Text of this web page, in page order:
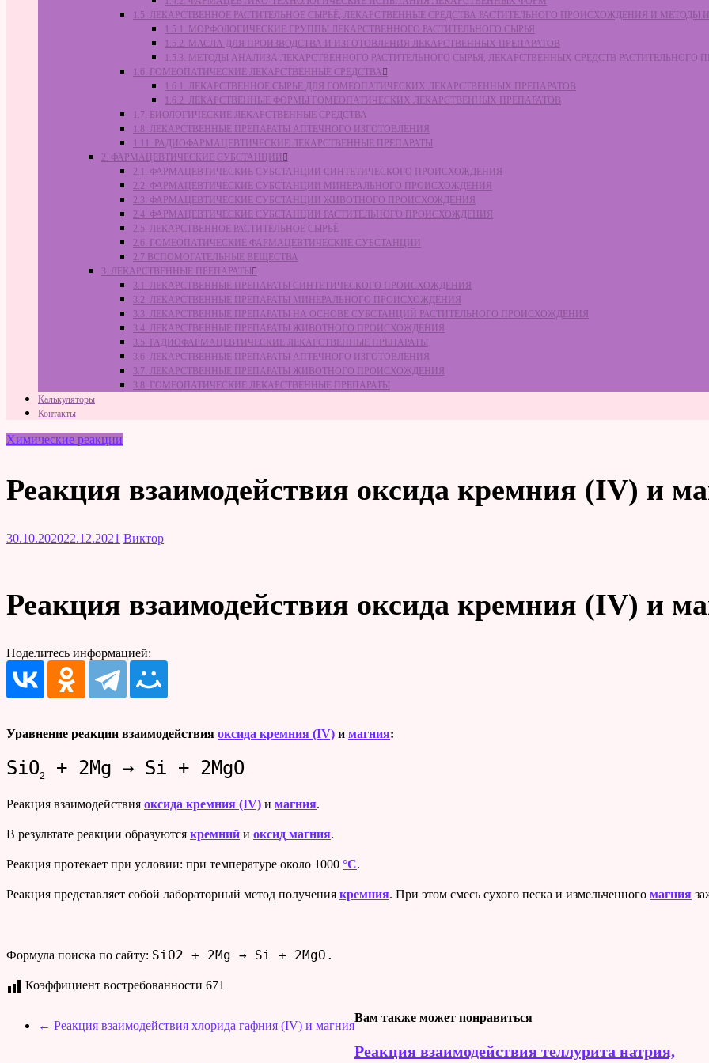
1.5. ЛЕКАРСТВЕННОЕ РАСТИТЕЛЬНОЕ СЫРЬЁ, ЛЕКАРСТВЕННЫЕ СРЕДСТВА РАСТИТЕЛЬНОГО ПРОИСХОЖДЕНИЯ И МЕТОДЫ
1.5.1. МОРФОЛОГИЧЕСКИЕ ГРУППЫ ЛЕКАРСТВЕННОГО РАСТИТЕЛЬНОГО СЫРЬЯ
1.5.2. МАСЛА ДЛЯ ПРОИЗВОДСТВА И ИЗГОТОВЛЕНИЯ ЛЕКАРСТВЕННЫХ ПРЕПАРАТОВ
1.5.3. МЕТОДЫ АНАЛИЗА ЛЕКАРСТВЕННОГО РАСТИТЕЛЬНОГО СЫРЬЯ, ЛЕКАРСТВЕННЫХ СРЕДСТВ РАСТИТЕЛЬНОГО
1.6. ГОМЕОПАТИЧЕСКИЕ ЛЕКАРСТВЕННЫЕ СРЕДСТВА
1.6.1. ЛЕКАРСТВЕННОЕ СЫРЬЁ ДЛЯ ГОМЕОПАТИЧЕСКИХ ЛЕКАРСТВЕННЫХ ПРЕПАРАТОВ
1.6.2. ЛЕКАРСТВЕННЫЕ ФОРМЫ ГОМЕОПАТИЧЕСКИХ ЛЕКАРСТВЕННЫХ ПРЕПАРАТОВ
1.7. БИОЛОГИЧЕСКИЕ ЛЕКАРСТВЕННЫЕ СРЕДСТВА
1.8. ЛЕКАРСТВЕННЫЕ ПРЕПАРАТЫ АПТЕЧНОГО ИЗГОТОВЛЕНИЯ
1.11. РАДИОФАРМАЦЕВТИЧЕСКИЕ ЛЕКАРСТВЕННЫЕ ПРЕПАРАТЫ
2. ФАРМАЦЕВТИЧЕСКИЕ СУБСТАНЦИИ
2.1. ФАРМАЦЕВТИЧЕСКИЕ СУБСТАНЦИИ СИНТЕТИЧЕСКОГО ПРОИСХОЖДЕНИЯ
2.2. ФАРМАЦЕВТИЧЕСКИЕ СУБСТАНЦИИ МИНЕРАЛЬНОГО ПРОИСХОЖДЕНИЯ
2.3. ФАРМАЦЕВТИЧЕСКИЕ СУБСТАНЦИИ ЖИВОТНОГО ПРОИСХОЖДЕНИЯ
2.4. ФАРМАЦЕВТИЧЕСКИЕ СУБСТАНЦИИ РАСТИТЕЛЬНОГО ПРОИСХОЖДЕНИЯ
2.5. ЛЕКАРСТВЕННОЕ РАСТИТЕЛЬНОЕ СЫРЬЁ
2.6. ГОМЕОПАТИЧЕСКИЕ ФАРМАЦЕВТИЧЕСКИЕ СУБСТАНЦИИ
2.7 ВСПОМОГАТЕЛЬНЫЕ ВЕЩЕСТВА
3. ЛЕКАРСТВЕННЫЕ ПРЕПАРАТЫ
3.1. ЛЕКАРСТВЕННЫЕ ПРЕПАРАТЫ СИНТЕТИЧЕСКОГО ПРОИСХОЖДЕНИЯ
3.2. ЛЕКАРСТВЕННЫЕ ПРЕПАРАТЫ МИНЕРАЛЬНОГО ПРОИСХОЖДЕНИЯ
3.3. ЛЕКАРСТВЕННЫЕ ПРЕПАРАТЫ НА ОСНОВЕ СУБСТАНЦИЙ РАСТИТЕЛЬНОГО ПРОИСХОЖДЕНИЯ
3.4. ЛЕКАРСТВЕННЫЕ ПРЕПАРАТЫ ЖИВОТНОГО ПРОИСХОЖДЕНИЯ
3.5. РАДИОФАРМАЦЕВТИЧЕСКИЕ ЛЕКАРСТВЕННЫЕ ПРЕПАРАТЫ
3.6. ЛЕКАРСТВЕННЫЕ ПРЕПАРАТЫ АПТЕЧНОГО ИЗГОТОВЛЕНИЯ
3.7. ЛЕКАРСТВЕННЫЕ ПРЕПАРАТЫ ЖИВОТНОГО ПРОИСХОЖДЕНИЯ
3.8. ГОМЕОПАТИЧЕСКИЕ ЛЕКАРСТВЕННЫЕ ПРЕПАРАТЫ
Калькуляторы
Контакты
Химические реакции
Реакция взаимодействия оксида кремния (IV) и
30.10.202022.12.2021 Виктор
Реакция взаимодействия оксида кремния (IV) и
Поделитесь информацией:
Уравнение реакции взаимодействия оксида кремния (IV) и магния:
SiO2 + 2Mg → Si + 2MgO
Реакция взаимодействия оксида кремния (IV) и магния.
В результате реакции образуются кремний и оксид магния.
Реакция протекает при условии: при температуре около 1000 °C.
Реакция представляет собой лабораторный метод получения кремния. При этом смесь сухого песка и измельченного магния
Формула поиска по сайту: SiO2 + 2Mg → Si + 2MgO.
Коэффициент востребованности 671
← Реакция взаимодействия хлорида гафния (IV) и магния
Вам также может понравиться
Реакция взаимодействия теллурита натрия,